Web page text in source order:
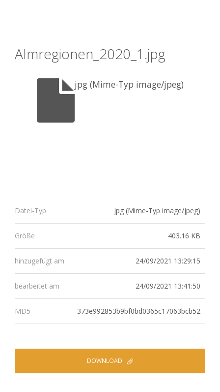
Almregionen_2020_1.jpg
jpg (Mime-Typ image/jpeg)
Datei-Typ jpg (Mime-Typ image/jpeg)
Größe 403.16 KB
hinzugefügt am 24/09/2021 13:29:15
bearbeitet am 24/09/2021 13:41:50
MD5 373e992853b9bf0bd0365c17063bcb52
DOWNLOAD